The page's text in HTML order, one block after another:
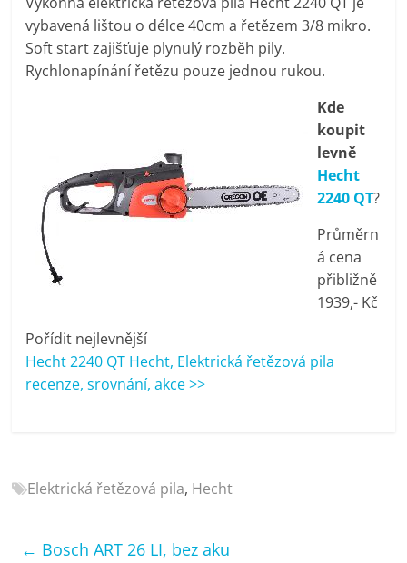
pračky,
televize,
notebooky,
mobilní
telefony,
kávovary,
bazény
elektronika
recenze,
notebooky,
vybavená lištou o délce 40cm a řetězem 3/8 mikro.
Soft start zajišťuje plynulý rozběh pily.
Rychlonapínání řetězu pouze jednou rukou.
Kde
koupit
levně
Hecht
2240 QT?
Průměrn
á cena
přibližně
1939,- Kč
Pořídit nejlevnější
Hecht 2240 QT Hecht, Elektrická řetězová pila
recenze, srovnání, akce >>
Elektrická řetězová pila, Hecht
← Bosch ART 26 LI, bez aku